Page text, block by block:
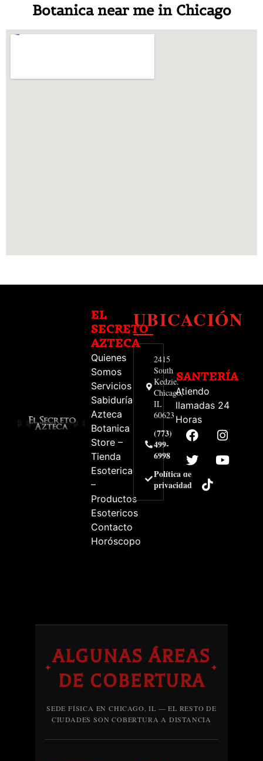
Botanica near me in Chicago
EL
SECRETO
AZTECA
Quienes
Somos
Servicios
Sabiduría
Azteca
Botanica
Store –
Tienda
Esoterica
–
Productos
Esotericos
Contacto
Horóscopo
UBICACIÓN
2415
South
Kedzie.
Chicago,
IL
60623
(773)
499-
6998
Política de
privacidad
SANTERÍA
Atiendo
llamadas 24
Horas
✦
ALGUNAS ÁREAS
DE COBERTURA
✦
SEDE FÍSICA EN CHICAGO, IL — EL RESTO DE
CIUDADES SON COBERTURA A DISTANCIA